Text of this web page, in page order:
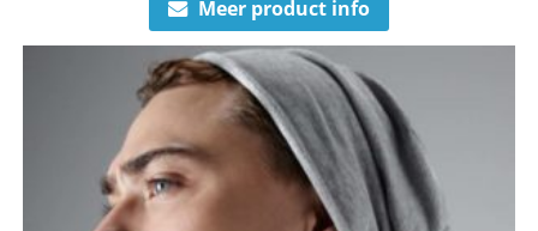
Meer product info